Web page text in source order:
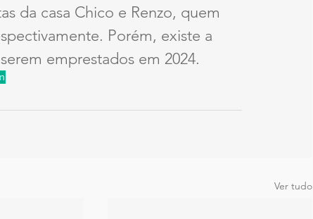
da casa Chico e Renzo, quem
Porém, existe a
emprestados em 2024.
Ver tudo